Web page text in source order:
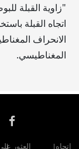
"زاوية القبلة
اتجاه القبلة
الانحراف
المغناطيسي.
اتجاه العثور